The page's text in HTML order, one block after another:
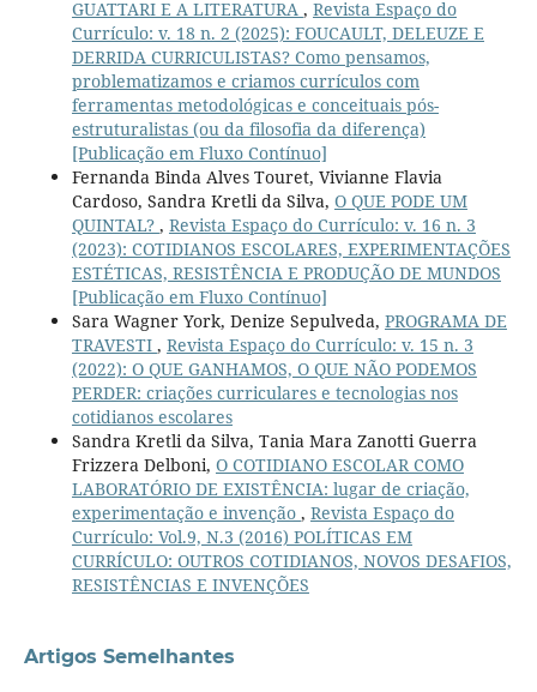
GUATTARI E A LITERATURA , Revista Espaço do
Currículo: v. 18 n. 2 (2025): FOUCAULT, DELEUZE E
DERRIDA CURRICULISTAS? Como pensamos,
problematizamos e criamos currículos com
ferramentas metodológicas e conceituais pós-
estruturalistas (ou da filosofia da diferença)
[Publicação em Fluxo Contínuo]
Fernanda Binda Alves Touret, Vivianne Flavia
Cardoso, Sandra Kretli da Silva, O QUE PODE UM
QUINTAL? , Revista Espaço do Currículo: v. 16 n. 3
(2023): COTIDIANOS ESCOLARES, EXPERIMENTAÇÕES
ESTÉTICAS, RESISTÊNCIA E PRODUÇÃO DE MUNDOS
[Publicação em Fluxo Contínuo]
Sara Wagner York, Denize Sepulveda, PROGRAMA DE
TRAVESTI , Revista Espaço do Currículo: v. 15 n. 3
(2022): O QUE GANHAMOS, O QUE NÃO PODEMOS
PERDER: criações curriculares e tecnologias nos
cotidianos escolares
Sandra Kretli da Silva, Tania Mara Zanotti Guerra
Frizzera Delboni, O COTIDIANO ESCOLAR COMO
LABORATÓRIO DE EXISTÊNCIA: lugar de criação,
experimentação e invenção , Revista Espaço do
Currículo: Vol.9, N.3 (2016) POLÍTICAS EM
CURRÍCULO: OUTROS COTIDIANOS, NOVOS DESAFIOS,
RESISTÊNCIAS E INVENÇÕES
Artigos Semelhantes